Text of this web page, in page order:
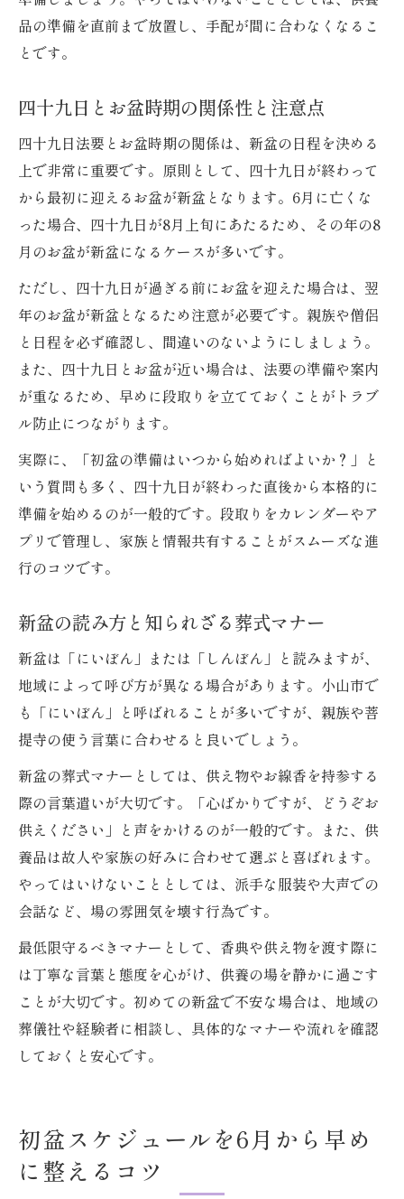
品の準備を直前まで放置し、手配が間に合わなくなるこ
とです。
四十九日とお盆時期の関係性と注意点
四十九日法要とお盆時期の関係は、新盆の日程を決める
上で非常に重要です。原則として、四十九日が終わって
から最初に迎えるお盆が新盆となります。6月に亡くな
った場合、四十九日が8月上旬にあたるため、その年の8
月のお盆が新盆になるケースが多いです。
ただし、四十九日が過ぎる前にお盆を迎えた場合は、翌
年のお盆が新盆となるため注意が必要です。親族や僧侶
と日程を必ず確認し、間違いのないようにしましょう。
また、四十九日とお盆が近い場合は、法要の準備や案内
が重なるため、早めに段取りを立てておくことがトラブ
ル防止につながります。
実際に、「初盆の準備はいつから始めればよいか？」と
いう質問も多く、四十九日が終わった直後から本格的に
準備を始めるのが一般的です。段取りをカレンダーやア
プリで管理し、家族と情報共有することがスムーズな進
行のコツです。
新盆の読み方と知られざる葬式マナー
新盆は「にいぼん」または「しんぼん」と読みますが、
地域によって呼び方が異なる場合があります。小山市で
も「にいぼん」と呼ばれることが多いですが、親族や菩
提寺の使う言葉に合わせると良いでしょう。
新盆の葬式マナーとしては、供え物やお線香を持参する
際の言葉遣いが大切です。「心ばかりですが、どうぞお
供えください」と声をかけるのが一般的です。また、供
養品は故人や家族の好みに合わせて選ぶと喜ばれます。
やってはいけないこととしては、派手な服装や大声での
会話など、場の雰囲気を壊す行為です。
最低限守るべきマナーとして、香典や供え物を渡す際に
は丁寧な言葉と態度を心がけ、供養の場を静かに過ごす
ことが大切です。初めての新盆で不安な場合は、地域の
葬儀社や経験者に相談し、具体的なマナーや流れを確認
しておくと安心です。
初盆スケジュールを6月から早め
に整えるコツ